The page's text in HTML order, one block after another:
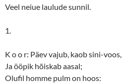
Veel neiue laulude sunnil.
1.
K o o r: Päev vajub, kaob sini-voos,
Ja ööpik hõiskab aasal;
Olufil homme pulm on hoos: